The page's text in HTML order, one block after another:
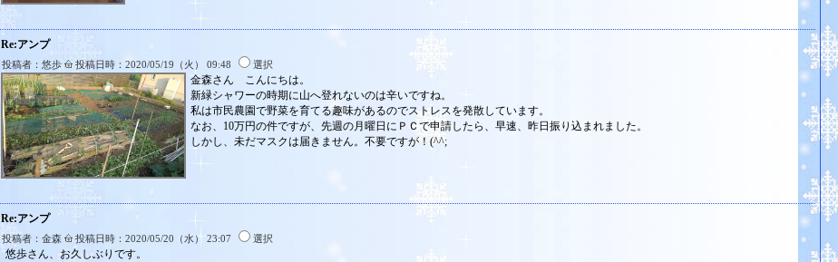
Re:アンプ
投稿者：悠歩 投稿日時：2020/05/19（火） 09:48 選択
金森さん こんにちは。
新緑シャワーの時期に山へ登れないのは辛いですね。
私は市民農園で野菜を育てる趣味があるのでストレスを発散しています。
なお、10万円の件ですが、先週の月曜日にＰＣで申請したら、早速、昨日振り込まれました。
しかし、未だマスクは届きません。不要ですが！(^^;
Re:アンプ
投稿者：金森 投稿日時：2020/05/20（水） 23:07 選択
悠歩さん、お久しぶりです。